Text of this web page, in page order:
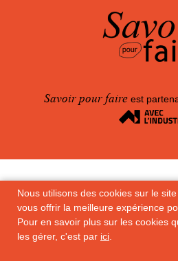
100
Nous utilisons des cookies sur le site
vous offrir la meilleure expérience
Pour en savoir plus sur les cookies
les gérer, c'est par ici
Savoir pour faire est